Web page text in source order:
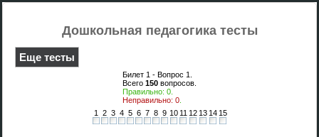
Дошкольная педагогика тесты
Еще тесты
Билет 1 - Вопрос 1
Всего 150 вопросов.
Правильно: 0
Неправильно: 0
1
2 3 4 5 6 7 8 9 10 11 12 13 14 15